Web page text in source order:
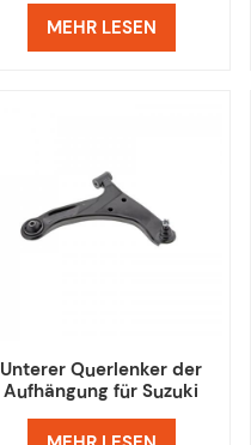
MEHR LESEN
Unterer Querlenker der
Aufhängung für Suzuki